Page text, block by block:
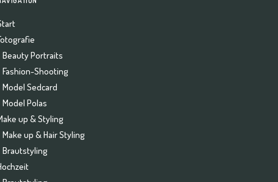
Beauty Portraits
Fashion-Shooting
Model Sedcard
Model Polas
up & Styling
Make up & Hair Styling
Brautstyling